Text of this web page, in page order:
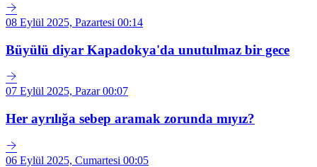
08 Eylül 2025, Pazartesi 00:14
Büyülü diyar Kapadokya'da unutulmaz bir gece
07 Eylül 2025, Pazar 00:07
Her ayrılığa sebep aramak zorunda mıyız?
06 Eylül 2025, Cumartesi 00:05